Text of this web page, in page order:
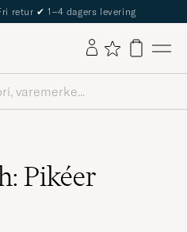
retur ✔ 1–4 dagers levering
Pikéer